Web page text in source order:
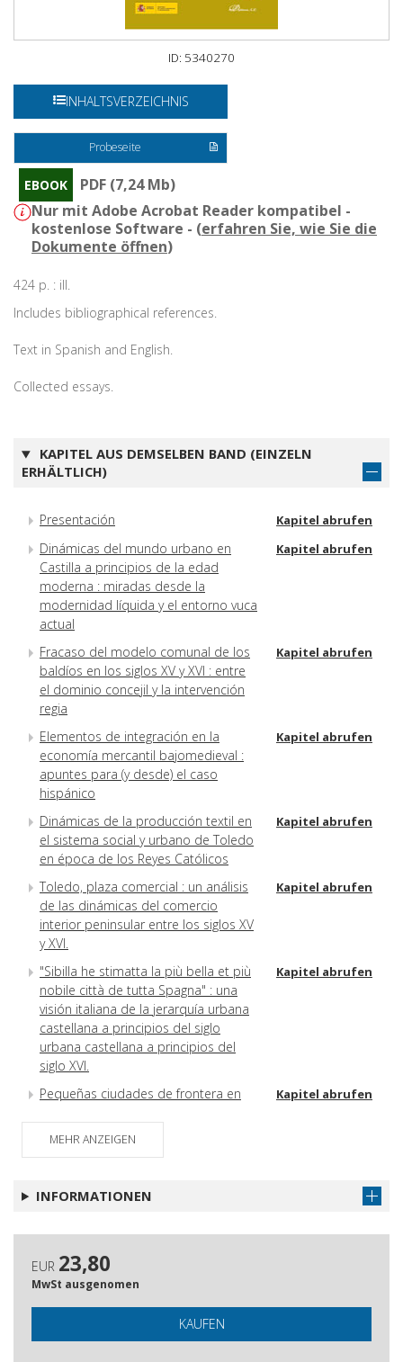
ID: 5340270
INHALTSVERZEICHNIS
Probeseite
EBOOK
PDF (7,24 Mb)
Nur mit Adobe Acrobat Reader kompatibel -
kostenlose Software - (erfahren Sie, wie Sie die
Dokumente öffnen)
424 p. : ill.
Includes bibliographical references.
Text in Spanish and English.
Collected essays.
KAPITEL AUS DEMSELBEN BAND (EINZELN
ERHÄLTLICH)
Presentación Kapitel abrufen
Dinámicas del mundo urbano en
Castilla a principios de la edad
moderna : miradas desde la
modernidad líquida y el entorno vuca
actual
Kapitel abrufen
Fracaso del modelo comunal de los
baldíos en los siglos XV y XVI : entre
el dominio concejil y la intervención
regia
Kapitel abrufen
Elementos de integración en la
economía mercantil bajomedieval :
apuntes para (y desde) el caso
hispánico
Kapitel abrufen
Dinámicas de la producción textil en
el sistema social y urbano de Toledo
en época de los Reyes Católicos
Kapitel abrufen
Toledo, plaza comercial : un análisis
de las dinámicas del comercio
interior peninsular entre los siglos XV
y XVI.
Kapitel abrufen
"Sibilla he stimatta la più bella et più
nobile città de tutta Spagna" : una
visión italiana de la jerarquía urbana
castellana a principios del siglo
urbana castellana a principios del
siglo XVI.
Kapitel abrufen
Pequeñas ciudades de frontera en
Montes y Alto Douro oriental y la
Kapitel abrufen
Rebeliones, comercio y esclavos :
redes urbanas centroeuropeas entre
el siglo XV y XVI.
Kapitel abrufen
Libros e intelectuales en el reino de
comienzos de la modernidad
MEHR ANZEIGEN
INFORMATIONEN
EUR 23,80
MwSt ausgenomen
KAUFEN